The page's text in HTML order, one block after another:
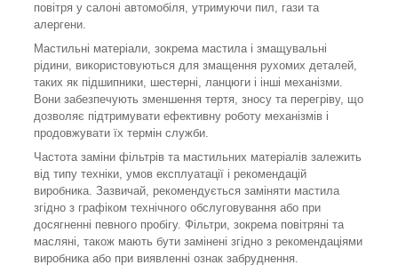
повітря у салоні автомобіля, утримуючи пил, гази та
алергени.
Мастильні матеріали, зокрема мастила і змащувальні
рідини, використовуються для змащення рухомих деталей,
таких як підшипники, шестерні, ланцюги і інші механізми.
Вони забезпечують зменшення тертя, зносу та перегріву, що
дозволяє підтримувати ефективну роботу механізмів і
продовжувати їх термін служби.
Частота заміни фільтрів та мастильних матеріалів залежить
від типу техніки, умов експлуатації і рекомендацій
виробника. Зазвичай, рекомендується заміняти мастила
згідно з графіком технічного обслуговування або при
досягненні певного пробігу. Фільтри, зокрема повітряні та
масляні, також мають бути замінені згідно з рекомендаціями
виробника або при виявленні ознак забруднення.